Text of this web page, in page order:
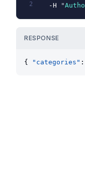
2 -H "
RESPONSE
{ "categories"